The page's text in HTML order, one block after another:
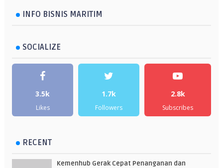
INFO BISNIS MARITIM
SOCIALIZE
3.5k
Likes
1.7k
Followers
2.8k
Subscribes
RECENT
Kemenhub Gerak Cepat Penanganan dan